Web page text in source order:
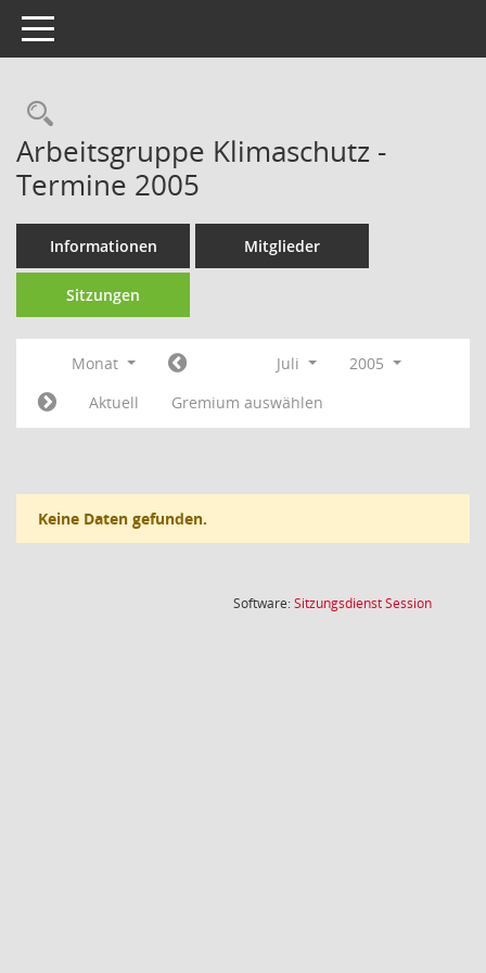
Toggle navigation
Rechercheauswahl
Arbeitsgruppe Klimaschutz -
Termine 2005
Informationen Mitglieder
Sitzungen
Monat Juli
2005
Aktuell
Gremium auswählen
Keine Daten gefunden.
Software:SitzungsdienstSession(Wird in